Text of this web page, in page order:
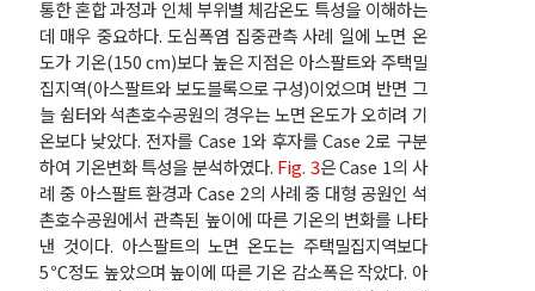
통한 혼합 과정과 인체 부위별 체감온도 특성을 이해하는
데 매우 중요하다. 도심폭염 집중관측 사례 일에 노면 온
도가 기온(150 cm)보다 높은 지점은 아스팔트와 주택밀
집지역(아스팔트와 보도블록으로 구성)이었으며 반면 그
늘 쉼터와 석촌호수공원의 경우는 노면 온도가 오히려 기
온보다 낮았다. 전자를 Case 1와 후자를 Case 2로 구분
하여 기온변화 특성을 분석하였다. Fig. 3은 Case 1의 사
례 중 아스팔트 환경과 Case 2의 사례 중 대형 공원인 석
촌호수공원에서 관측된 높이에 따른 기온의 변화를 나타
낸 것이다. 아스팔트의 노면 온도는 주택밀집지역보다
5℃정도 높았으며 높이에 따른 기온 감소폭은 작았다. 아